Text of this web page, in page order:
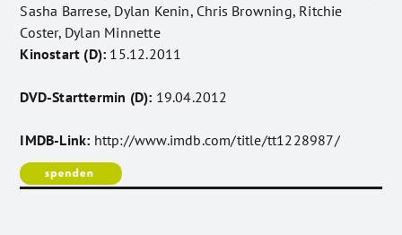
Sasha Barrese, Dylan Kenin, Chris Browning, Ritchie
Coster, Dylan Minnette
Kinostart (D): 15.12.2011
DVD-Starttermin (D): 19.04.2012
IMDB-Link: http://www.imdb.com/title/tt1228987/